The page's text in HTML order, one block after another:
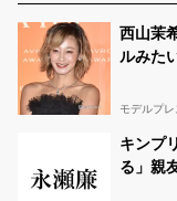
西山茉
ルみた
モデルプレ
キンプ
る」親